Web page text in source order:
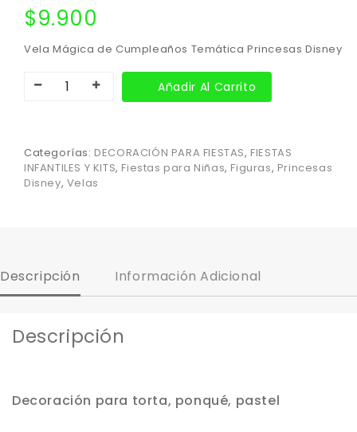
$9.900
Vela Mágica de Cumpleaños Temática Princesas Disney
Añadir Al Carrito
Categorías: DECORACIÓN PARA FIESTAS, FIESTAS
INFANTILES Y KITS, Fiestas para Niñas, Figuras, Princesas
Disney, Velas
Descripción Información Adicional
Descripción
Decoración para torta, ponqué, pastel